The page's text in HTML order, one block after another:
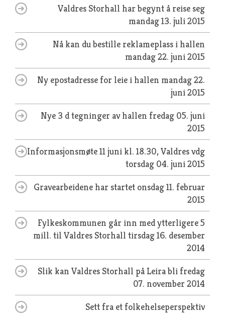
Valdres Storhall har begynt å reise seg
mandag 13. juli 2015
Nå kan du bestille reklameplass i hallen
mandag 22. juni 2015
Ny epostadresse for leie i hallen mandag 22.
juni 2015
Nye 3 d tegninger av hallen fredag 05. juni
2015
Informasjonsmøte 11 juni kl. 18.30, Valdres vdg
torsdag 04. juni 2015
Gravearbeidene har startet onsdag 11. februar
2015
Fylkeskommunen går inn med ytterligere 5
mill. til Valdres Storhall tirsdag 16. desember
2014
Slik kan Valdres Storhall på Leira blifredag
07. november 2014
Sett fra et folkehelseperspektiv